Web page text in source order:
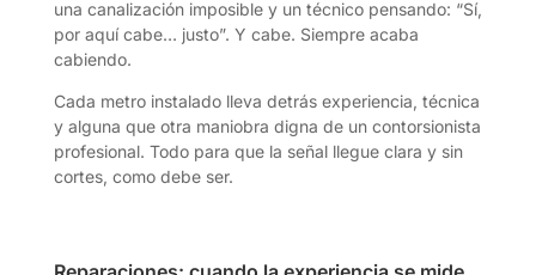
una canalización imposible y un técnico pensando: “Sí,
por aquí cabe… justo”. Y cabe. Siempre acaba
cabiendo.
Cada metro instalado lleva detrás experiencia, técnica
y alguna que otra maniobra digna de un contorsionista
profesional. Todo para que la señal llegue clara y sin
cortes, como debe ser.